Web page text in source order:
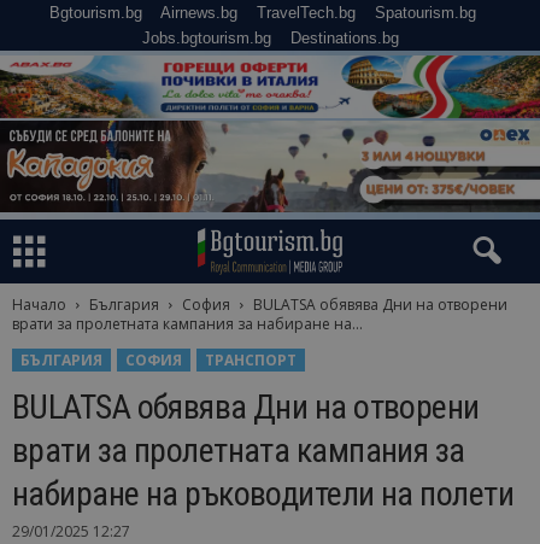
Bgtourism.bg Airnews.bg TravelTech.bg
Spatourism.bg
Jobs.bgtourism.bg
Destinations.bg
Начало България София
BULATSA обявява Дни на отворени
врати за пролетната кампания за набиране на...
БЪЛГАРИЯ
СОФИЯ ТРАНСПОРТ
BULATSA обявява Дни на отворени
врати за пролетната кампания за
набиране на ръководители на полети
29/01/2025 12:27